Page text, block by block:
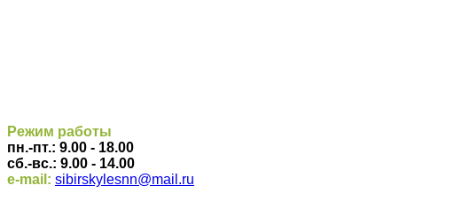
Режим работы
пн.-пт.: 9.00 - 18.00
сб.-вс.: 9.00 - 14.00
e-mail: sibirskylesnn@mail.ru